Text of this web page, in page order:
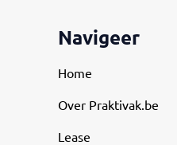
Navigeer
Home
Over Praktivak.be
Lease